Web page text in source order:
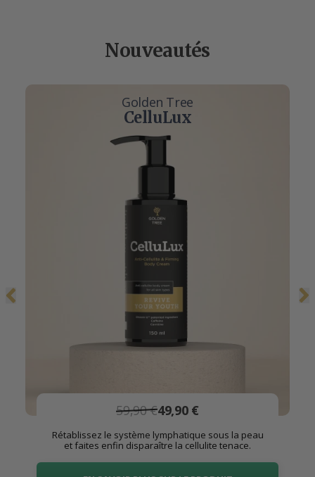
Nouveautés
Golden Tree
CelluLux
59,90 €49,90 €
Rétablissez le système lymphatique sous la peau
et faites enfin disparaître la cellulite tenace.